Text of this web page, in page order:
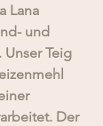
Lana
und
Teig
Der